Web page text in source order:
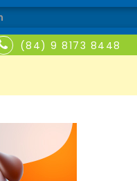
(84) 9 8173 8448